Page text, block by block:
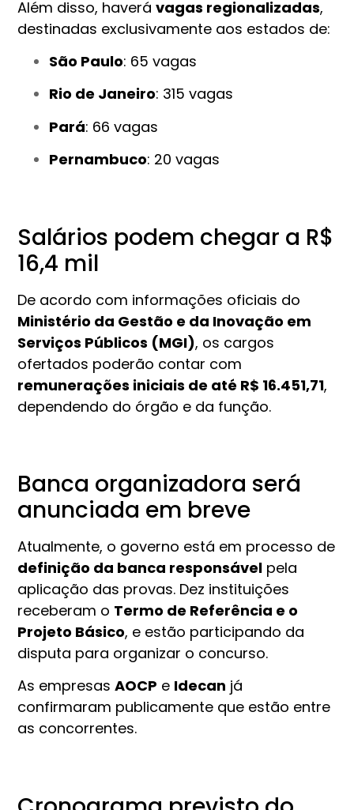
Além disso, haverávagas regionalizadas,
destinadas exclusivamente aos estados de:
São Paulo: 65 vagas
Rio de Janeiro: 315 vagas
Pará: 66 vagas
Pernambuco: 20 vagas
Salários podem chegar a R$
16,4 mil
De acordo com informações oficiais do
Ministério da Gestão e da Inovação em
Serviços Públicos (MGI), os cargos
ofertados poderão contar com
remunerações iniciais de até R$ 16.451,71,
dependendo do órgão e da função.
Banca organizadora será
anunciada em breve
Atualmente, o governo está em processo de
definição da banca responsável pela
aplicação das provas. Dez instituições
receberam o Termo de Referência e o
Projeto Básico, e estão participando da
disputa para organizar o concurso.
As empresasAOCP e Idecan já
confirmaram publicamente que estão entre
as concorrentes.